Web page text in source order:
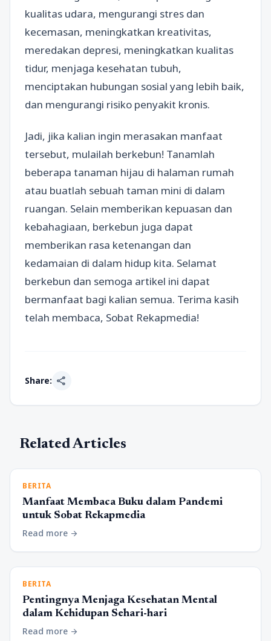
kualitas udara, mengurangi stres dan
kecemasan, meningkatkan kreativitas,
meredakan depresi, meningkatkan kualitas
tidur, menjaga kesehatan tubuh,
menciptakan hubungan sosial yang lebih baik,
dan mengurangi risiko penyakit kronis.
Jadi, jika kalian ingin merasakan manfaat
tersebut, mulailah berkebun! Tanamlah
beberapa tanaman hijau di halaman rumah
atau buatlah sebuah taman mini di dalam
ruangan. Selain memberikan kepuasan dan
kebahagiaan, berkebun juga dapat
memberikan rasa ketenangan dan
kedamaian di dalam hidup kita. Selamat
berkebun dan semoga artikel ini dapat
bermanfaat bagi kalian semua. Terima kasih
telah membaca, Sobat Rekapmedia!
Share: share
Related Articles
BERITA
Manfaat Membaca Buku dalam Pandemi
untuk Sobat Rekapmedia
Read more arrow_forward
BERITA
Pentingnya Menjaga Kesehatan Mental
dalam Kehidupan Sehari-hari
Read more arrow_forward